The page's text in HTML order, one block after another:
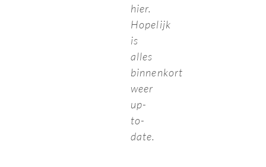
hier.
Hopelijk
is
alles
binnenkort
weer
up-
to-
date.